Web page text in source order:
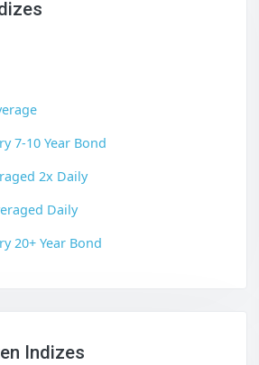
7-10 Year Bond
2x Daily
Daily
20+ Year Bond
Indizes